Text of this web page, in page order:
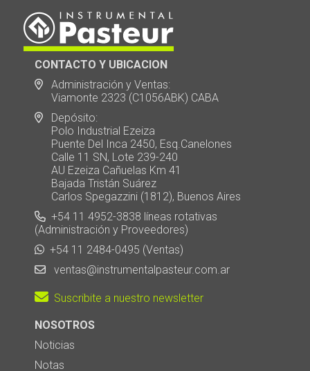
CONTACTO Y UBICACION
Administración y Ventas:
Viamonte 2323 (C1056ABK) CABA
Depósito:
Polo Industrial Ezeiza
Puente Del Inca 2450, Esq.Canelones
Calle 11 SN, Lote 239-240
AU Ezeiza Cañuelas Km 41
Bajada Tristán Suárez
Carlos Spegazzini (1812), Buenos Aires
+54 11 4952-3838 líneas rotativas
(Administración y Proveedores)
+54 11 2484-0495 (Ventas)
ventas@instrumentalpasteur.com.ar
Suscribite a nuestro newsletter
NOSOTROS
Noticias
Notas